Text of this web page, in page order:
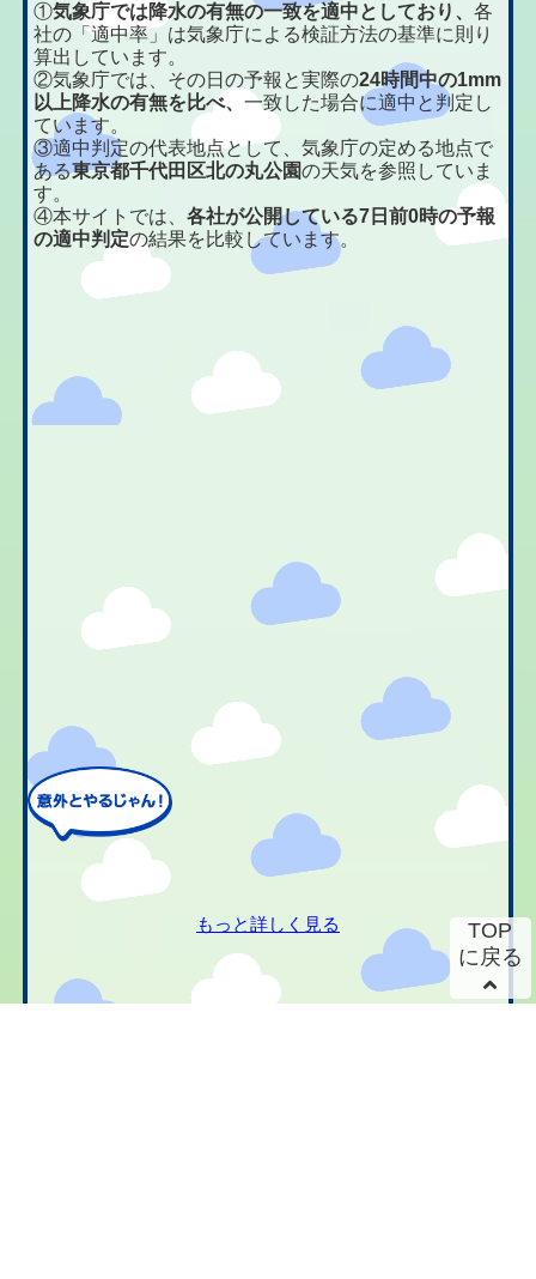
①気象庁では降水の有無の一致を適中としており、各
社の「適中率」は気象庁による検証方法の基準に則り
算出しています。
②気象庁では、その日の予報と実際の24時間中の1mm
以上降水の有無を比べ、一致した場合に適中と判定し
ています。
③適中判定の代表地点として、気象庁の定める地点で
ある東京都千代田区北の丸公園の天気を参照していま
す。
④本サイトでは、各社が公開している7日前0時の予報
の適中判定の結果を比較しています。
もっと詳しく見る
TOP
に戻る